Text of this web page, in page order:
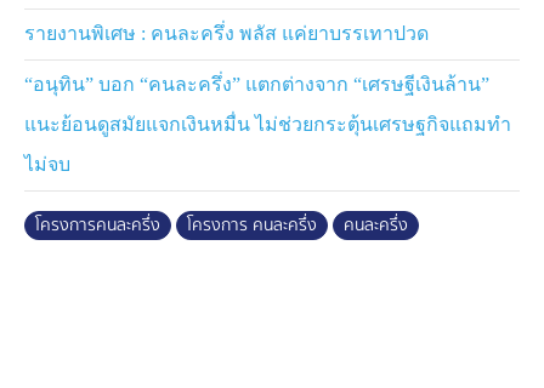
รายงานพิเศษ : คนละครึ่ง พลัส แค่ยาบรรเทาปวด
“อนุทิน” บอก “คนละครึ่ง” แตกต่างจาก “เศรษฐีเงินล้าน”
แนะย้อนดูสมัยแจกเงินหมื่น ไม่ช่วยกระตุ้นเศรษฐกิจแถมทำ
ไม่จบ
โครงการคนละครึ่ง โครงการ คนละครึ่ง คนละครึ่ง